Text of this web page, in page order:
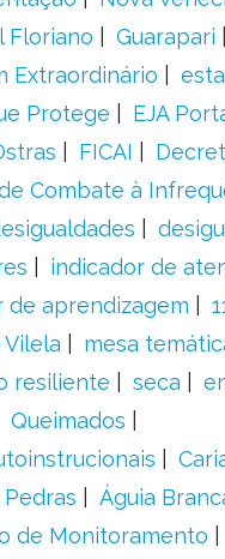
Floriano
Guarapari
Extraordinário
Protege
EJA
FICAI
Combate à
indicador de
de aprendizagem
mesa
resiliente
seca
Queimados
Águia
de Monitoramento